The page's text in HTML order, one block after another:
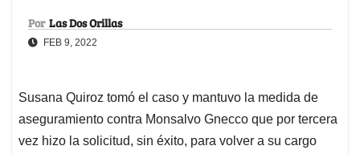
Por Las Dos Orillas
FEB 9, 2022
Susana Quiroz tomó el caso y mantuvo la medida de
aseguramiento contra Monsalvo Gnecco que por tercera
vez hizo la solicitud, sin éxito, para volver a su cargo